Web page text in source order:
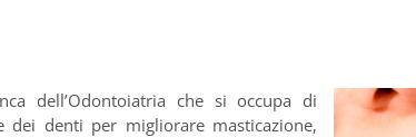
dell’Odontoiatria che si occupa di
dei denti per migliorare masticazione,